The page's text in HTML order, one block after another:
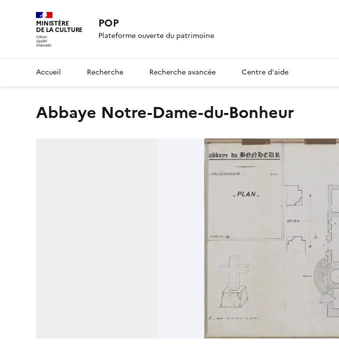
MINISTÈRE
DE LA CULTURE POP
Plateforme ouverte du patrimoine
Accueil Recherche Recherche avancée Centre d'aide
abbaye Notre-Dame-du-Bonheur